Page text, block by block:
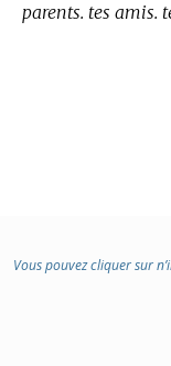
parents. tes amis.
Vous pouvez cliquer sur